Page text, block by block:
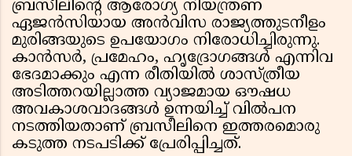
ബ്രസീലിൻ്റെ ആരോഗ്യ നിയന്ത്രണ
ഏജൻസിയായ അൻവിസ രാജ്യത്തുടനീളം
മുരിങ്ങയുടെ ഉപയോഗം നിരോധിച്ചിരുന്നു.
കാൻസർ, പ്രമേഹം, ഹൃദ്രോഗങ്ങൾ എന്നിവ
ഭേദമാക്കും എന്ന രീതിയിൽ ശാസ്ത്രീയ
അടിത്തറയില്ലാത്ത വ്യാജമായ ഔഷധ
അവകാശവാദങ്ങൾ ഉന്നയിച്ച് വിൽപന
നടത്തിയതാണ് ബ്രസീലിനെ ഇത്തരമൊരു
കടുത്ത നടപടിക്ക് പ്രേരിപ്പിച്ചത്.